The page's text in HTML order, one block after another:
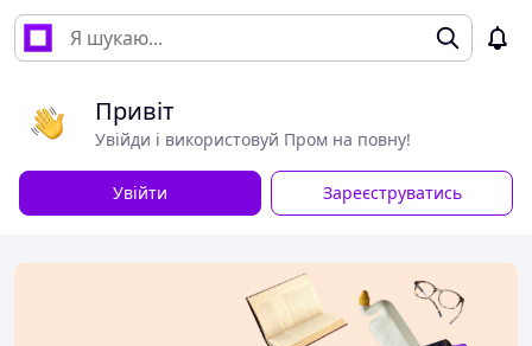
Привіт
Увійди і використовуй Пром на повну!
Увійти Зареєструватись